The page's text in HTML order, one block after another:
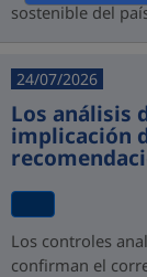
sostenible del
24/07/2026
Los análisis
implicación
Los controles
confirman el